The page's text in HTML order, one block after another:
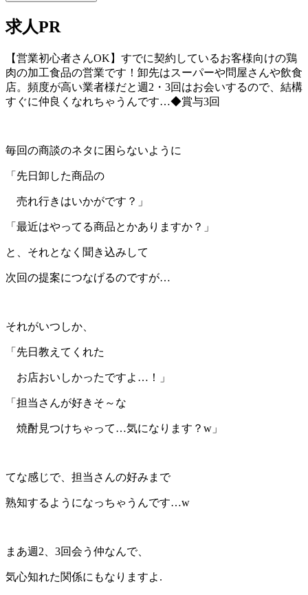
求人PR
【営業初心者さんOK】すでに契約しているお客様向けの鶏
肉の加工食品の営業です！卸先はスーパーや問屋さんや飲食
店。頻度が高い業者様だと週2・3回はお会いするので、結構
すぐに仲良くなれちゃうんです…◆賞与3回
毎回の商談のネタに困らないように
「先日卸した商品の
売れ行きはいかがです？」
「最近はやってる商品とかありますか？」
と、それとなく聞き込みして
次回の提案につなげるのですが…
それがいつしか、
「先日教えてくれた
お店おいしかったですよ…！」
「担当さんが好きそ～な
焼酎見つけちゃって…気になります？w」
てな感じで、担当さんの好みまで
熟知するようになっちゃうんです…w
まあ週2、3回会う仲なんで、
気心知れた関係にもなりますよ.